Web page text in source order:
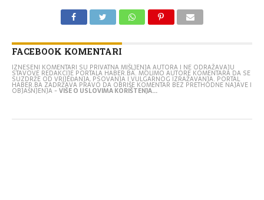
FACEBOOK KOMENTARI
IZNESENI KOMENTARI SU PRIVATNA MIŠLJENJA AUTORA I NE ODRAŽAVAJU
STAVOVE REDAKCIJE PORTALA HABER.BA. MOLIMO AUTORE KOMENTARA DA SE
SUZDRŽE OD VRIJEĐANJA, PSOVANJA I VULGARNOG IZRAŽAVANJA. PORTAL
HABER.BA ZADRŽAVA PRAVO DA OBRIŠE KOMENTAR BEZ PRETHODNE NAJAVE I
OBJAŠNJENJA -VIŠE O USLOVIMA KORIŠTENJA...